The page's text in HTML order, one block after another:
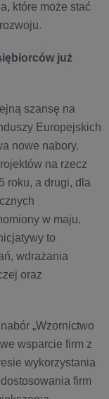
które może stać
już
szansę na
Europejskich
nowe nabory.
na rzecz
roku, a drugi, dla
w maju.
to
wdrażania
oraz
„Wzornictwo
wsparcie firm z
wykorzystania
firm